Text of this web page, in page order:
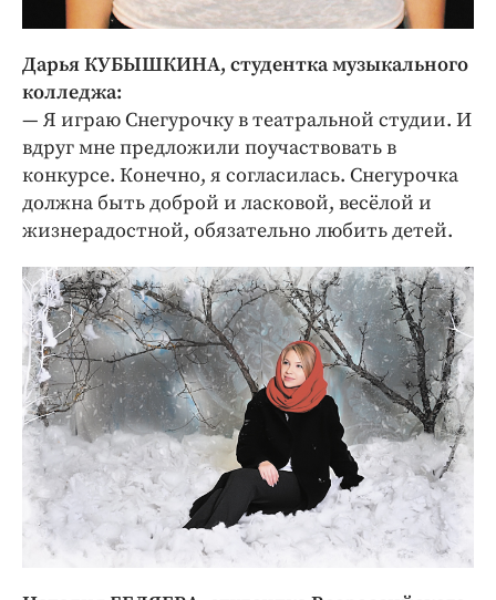
Дарья КУБЫШКИНА, студентка музыкального
колледжа:
— Я играю Снегурочку в театральной студии. И
вдруг мне предложили поучаствовать в
конкурсе. Конечно, я согласилась. Снегурочка
должна быть доброй и ласковой, весёлой и
жизнерадостной, обязательно любить детей.